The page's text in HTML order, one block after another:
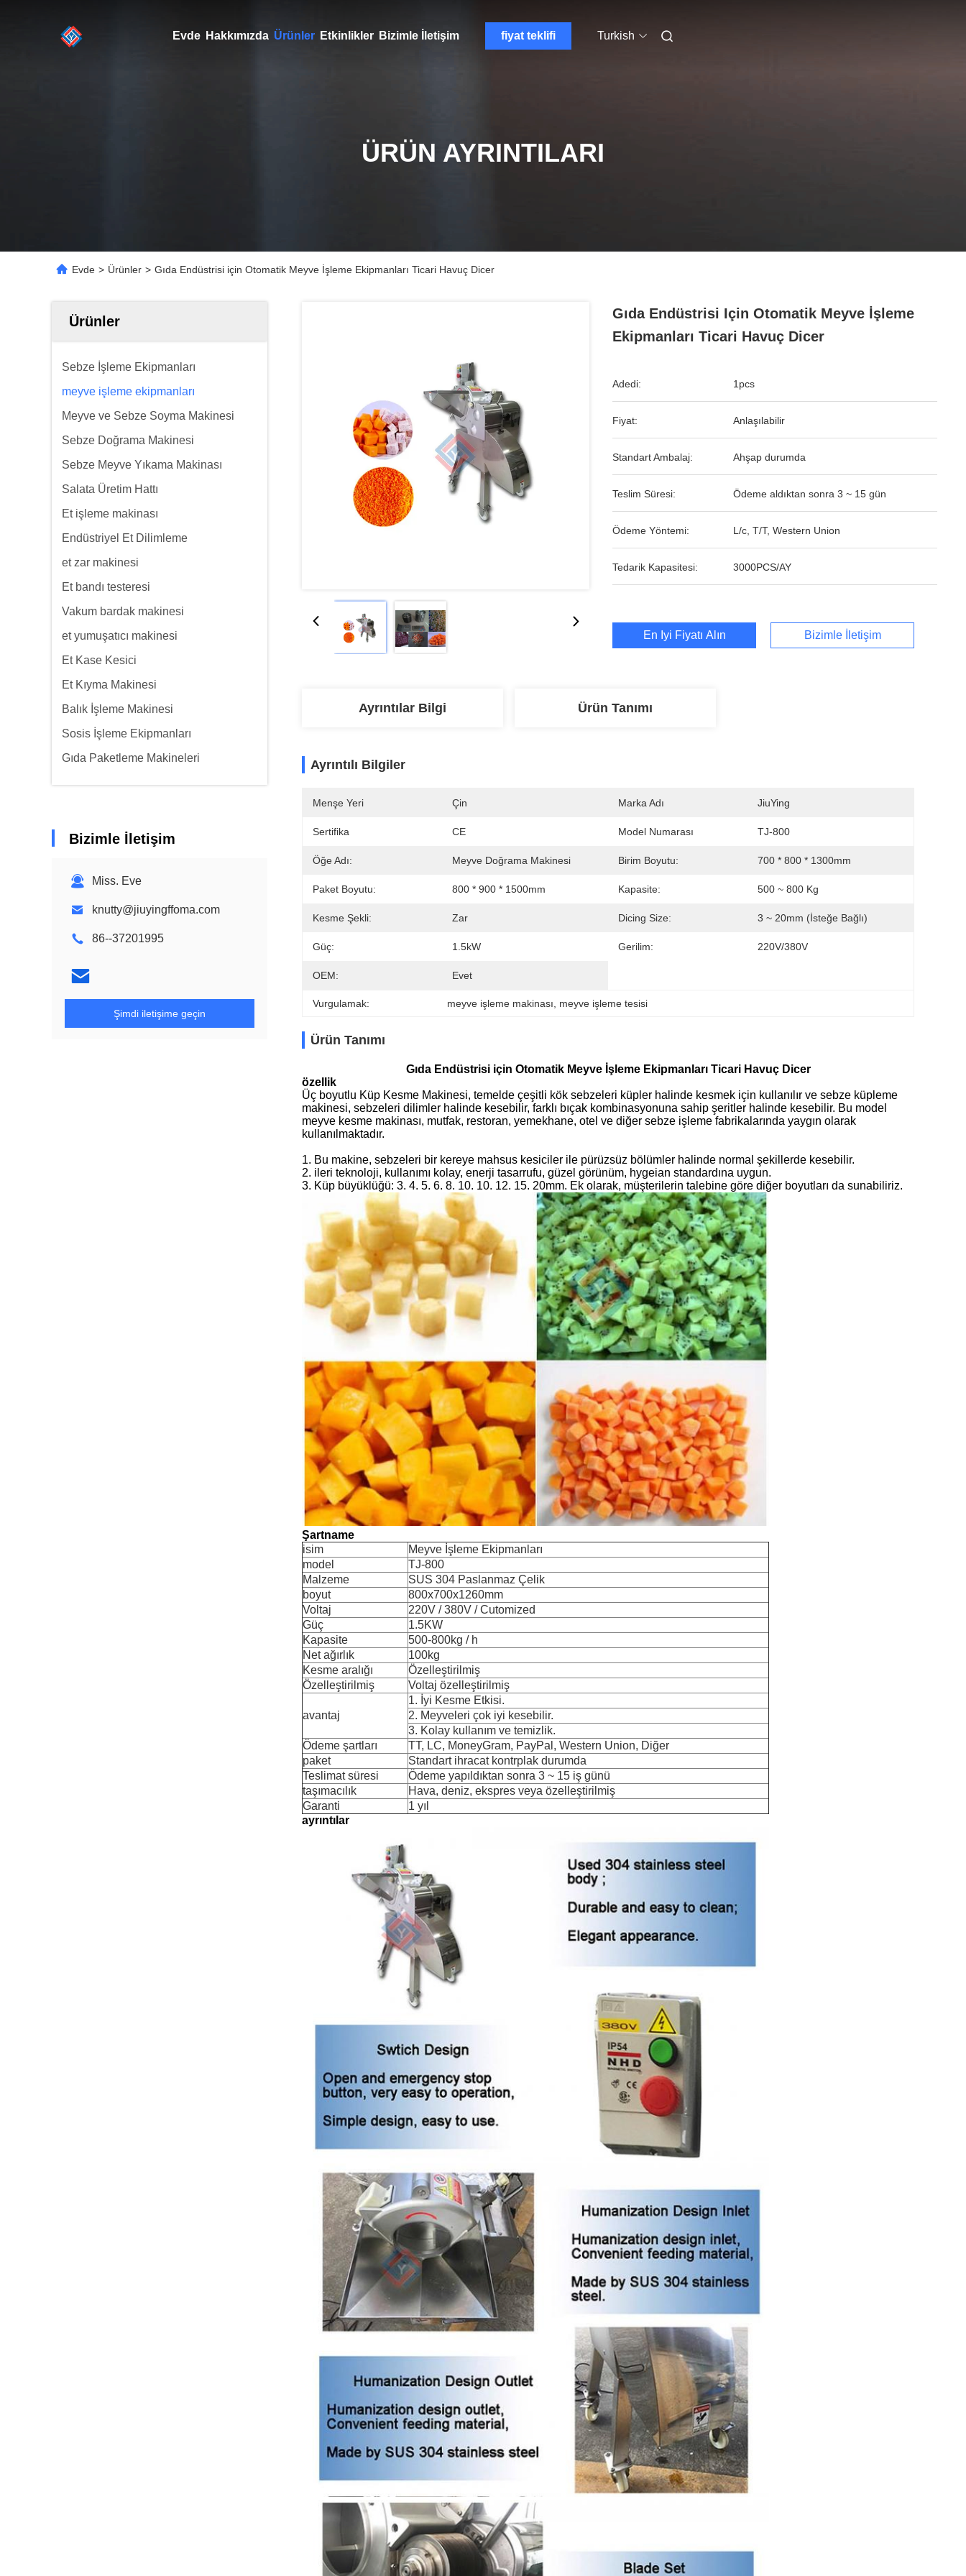
Evde Hakkımızda Ürünler Etkinlikler Bizimle İletişim fiyat teklifi Turkish
ÜRÜN AYRINTILARI
Evde > Ürünler > Gıda Endüstrisi için Otomatik Meyve İşleme Ekipmanları Ticari Havuç Dicer
Ürünler
Sebze İşleme Ekipmanları
meyve işleme ekipmanları
Meyve ve Sebze Soyma Makinesi
Sebze Doğrama Makinesi
Sebze Meyve Yıkama Makinası
Salata Üretim Hattı
Et işleme makinası
Endüstriyel Et Dilimleme
et zar makinesi
Et bandı testeresi
Vakum bardak makinesi
et yumuşatıcı makinesi
Et Kase Kesici
Et Kıyma Makinesi
Balık İşleme Makinesi
Sosis İşleme Ekipmanları
Gıda Paketleme Makineleri
Bizimle İletişim
Miss. Eve
knutty@jiuyingffoma.com
86--37201995
Şimdi iletişime geçin
Gıda Endüstrisi Için Otomatik Meyve İşleme
Ekipmanları Ticari Havuç Dicer
Adedi: 1pcs
Fiyat: Anlaşılabilir
Standart Ambalaj: Ahşap durumda
Teslim Süresi: Ödeme aldıktan sonra 3 ~ 15 gün
Ödeme Yöntemi: L/c, T/T, Western Union
Tedarik Kapasitesi: 3000PCS/AY
En İyi Fiyatı Alın Bizimle İletişim
Ayrıntılar Bilgi Ürün Tanımı
Ayrıntılı Bilgiler
Menşe Yeri Çin Marka Adı JiuYing
Sertifika CE Model Numarası TJ-800
Öğe Adı: Meyve Doğrama Makinesi Birim Boyutu: 700 * 800 * 1300mm
Paket Boyutu: 800 * 900 * 1500mm Kapasite: 500 ~ 800 Kg
Kesme Şekli: Zar Dicing Size: 3 ~ 20mm (İsteğe Bağlı)
Güç: 1.5kW Gerilim: 220V/380V
OEM: Evet
Vurgulamak: meyve işleme makinası meyve işleme tesisi
Ürün Tanımı
Gıda Endüstrisi için Otomatik Meyve İşleme Ekipmanları Ticari Havuç Dicer
özellik
Üç boyutlu Küp Kesme Makinesi, temelde çeşitli kök sebzeleri küpler halinde kesmek için kullanılır ve sebze küpleme
makinesi, sebzeleri dilimler halinde kesebilir, farklı bıçak kombinasyonuna sahip şeritler halinde kesebilir. Bu model
meyve kesme makinası, mutfak, restoran, yemekhane, otel ve diğer sebze işleme fabrikalarında yaygın olarak
kullanılmaktadır.
1. Bu makine, sebzeleri bir kereye mahsus kesiciler ile pürüzsüz bölümler halinde normal şekillerde kesebilir.
2. ileri teknoloji, kullanımı kolay, enerji tasarrufu, güzel görünüm, hygeian standardına uygun.
3. Küp büyüklüğü: 3. 4. 5. 6. 8. 10. 10. 12. 15. 20mm. Ek olarak, müşterilerin talebine göre diğer boyutları da sunabiliriz.
Şartname
isim
Meyve İşleme Ekipmanları
model
TJ-800
Malzeme
SUS 304 Paslanmaz Çelik
boyut
800x700x1260mm
Voltaj
220V / 380V / Cutomized
Güç
1.5KW
Kapasite
500-800kg / h
Net ağırlık
100kg
Kesme aralığı
Özelleştirilmiş
Özelleştirilmiş
Voltaj özelleştirilmiş
avantaj
1. İyi Kesme Etkisi.
2. Meyveleri çok iyi kesebilir.
3. Kolay kullanım ve temizlik.
Ödeme şartları
TT, LC, MoneyGram, PayPal, Western Union, Diğer
paket
Standart ihracat kontrplak durumda
Teslimat süresi
Ödeme yapıldıktan sonra 3 ~ 15 iş günü
taşımacılık
Hava, deniz, ekspres veya özelleştirilmiş
Garanti
1 yıl
ayrıntılar